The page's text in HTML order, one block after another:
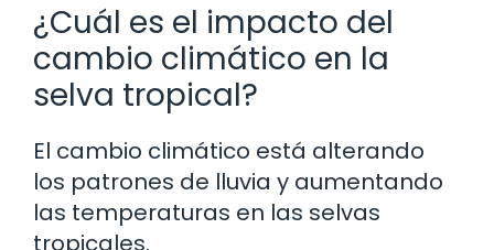
¿Cuál es el impacto del
cambio climático en la
selva tropical?
El cambio climático está alterando
los patrones de lluvia y aumentando
las temperaturas en las selvas
tropicales.